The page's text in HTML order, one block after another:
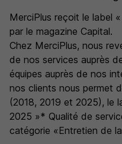
MerciPlus reçoit le label
par le magazine Capital.
Chez MerciPlus, nous
de nos services auprès
équipes auprès de nos
nos clients nous permet
(2018, 2019 et 2025), le
2025 »* Qualité de
catégorie «Entretien de